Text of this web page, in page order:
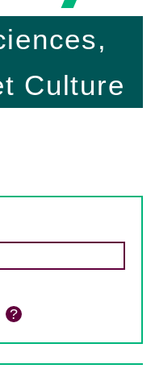
Culture